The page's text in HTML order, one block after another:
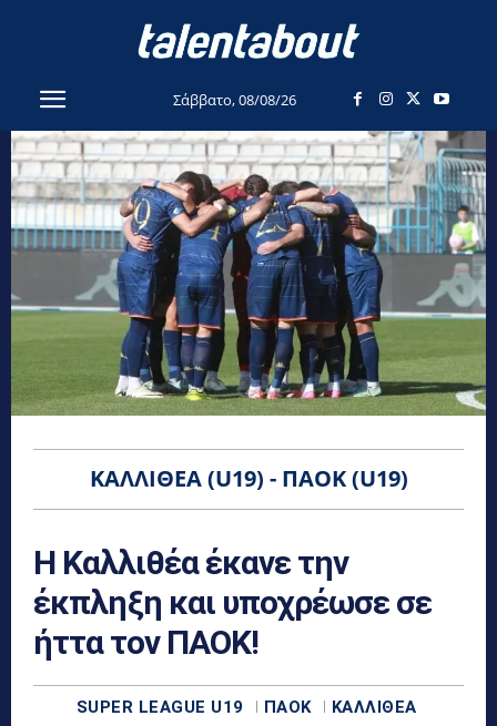
Σάββατο, 08/08/26
ΚΑΛΛΙΘΈΑ (U19) - ΠΑΟΚ (U19)
Η Καλλιθέα έκανε την
έκπληξη και υποχρέωσε σε
ήττα τον ΠΑΟΚ!
SUPER LEAGUE U19 ΠΑΟΚ ΚΑΛΛΙΘΈΑ